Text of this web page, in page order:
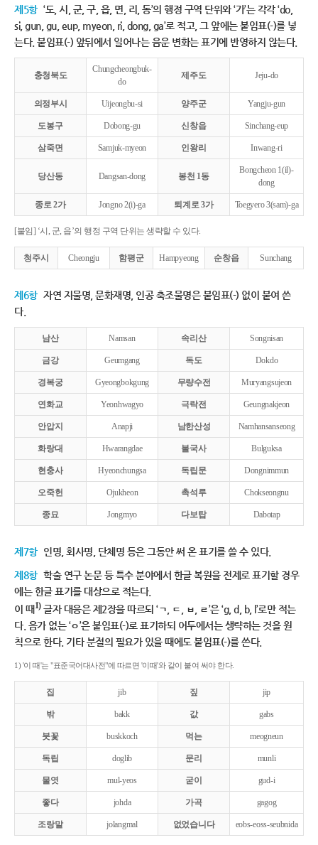
제5항 ‘도, 시, 군, 구, 읍, 면, 리, 동’의 행정 구역 단위와 ‘가’는 각각 ‘do,
si, gun, gu, eup, myeon, ri, dong, ga’로 적고, 그 앞에는 붙임표(-)를 넣
는다. 붙임표(-) 앞뒤에서 일어나는 음운 변화는 표기에 반영하지 않는다.
충청북도
Chungcheongbuk-
do
제주도 Jeju-do
의정부시 Uijeongbu-si 양주군 Yangju-gun
도봉구 Dobong-gu 신창읍 Sinchang-eup
삼죽면 Samjuk-myeon 인왕리 Inwang-ri
당산동 Dangsan-dong 봉천 1동
Bongcheon 1(il)-
dong
종로 2가 Jongno 2(i)-ga 퇴계로 3가 Toegyero 3(sam)-ga
[붙임] ‘시, 군, 읍’의 행정 구역 단위는 생략할 수 있다.
청주시 Cheongju 함평군 Hampyeong 순창읍 Sunchang
제6항 자연 지물명, 문화재명, 인공 축조물명은 붙임표(-) 없이 붙여 쓴
다.
남산 Namsan 속리산 Songnisan
금강 Geumgang 독도 Dokdo
경복궁 Gyeongbokgung 무량수전 Muryangsujeon
연화교 Yeonhwagyo 극락전 Geungnakjeon
안압지 Anapji 남한산성 Namhansanseong
화랑대 Hwarangdae 불국사 Bulguksa
현충사 Hyeonchungsa 독립문 Dongnimmun
오죽헌 Ojukheon 촉석루 Chokseongnu
종묘 Jongmyo 다보탑 Dabotap
제7항 인명, 회사명, 단체명 등은 그동안 써 온 표기를 쓸 수 있다.
제8항 학술 연구 논문 등 특수 분야에서 한글 복원을 전제로 표기할 경우
에는 한글 표기를 대상으로 적는다.
이 때1)글자 대응은 제2장을 따르되 ‘ㄱ, ㄷ, ㅂ, ㄹ’은 ‘g, d, b, l’로만 적는
다. 음가 없는 ‘ㅇ’은 붙임표(-)로 표기하되 어두에서는 생략하는 것을 원
칙으로 한다. 기타 분절의 필요가 있을 때에도 붙임표(-)를 쓴다.
1) '이 때'는 "표준국어대사전"에 따르면 '이때'와 같이 붙여 써야 한다.
집 jib 짚 jip
밖 bakk 값 gabs
붓꽃 buskkoch 먹는 meogneun
독립 doglib 문리 munli
물엿 mul-yeos 굳이 gud-i
좋다 johda 가곡 gagog
조랑말 jolangmal 없었습니다 eobs-eoss-seubnida